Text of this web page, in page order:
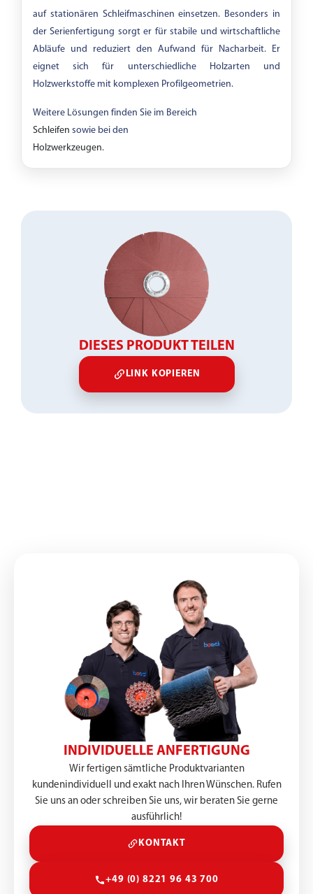
auf stationären Schleifmaschinen einsetzen. Besonders in
der Serienfertigung sorgt er für stabile und wirtschaftliche
Abläufe und reduziert den Aufwand für Nacharbeit. Er
eignet sich für unterschiedliche Holzarten und
Holzwerkstoffe mit komplexen Profilgeometrien.
Weitere Lösungen finden Sie im Bereich
Schleifen sowie bei den
Holzwerkzeugen.
DIESES PRODUKT TEILEN
LINK KOPIEREN
INDIVIDUELLE ANFERTIGUNG
Wir fertigen sämtliche Produktvarianten
kundenindividuell und exakt nach Ihren Wünschen. Rufen
Sie uns an oder schreiben Sie uns, wir beraten Sie gerne
ausführlich!
KONTAKT
+49 (0) 8221 96 43 700